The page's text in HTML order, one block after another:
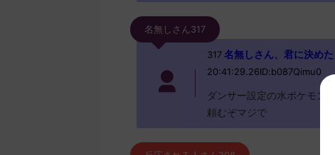
名無しさん317
317名無しさん、君に決め
20:41:29.26ID:b087Qimu0
ダンサー設定の水ポケモン
頼むぞマジで